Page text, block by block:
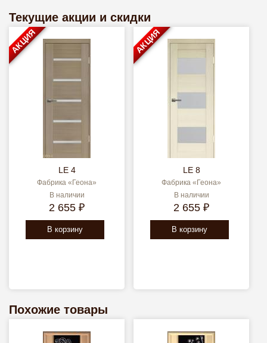
Текущие акции и скидки
LE 4
Фабрика «Геона»
В наличии
2 655 ₽
В корзину
АКЦИЯ
LE 8
Фабрика «Геона»
В наличии
2 655 ₽
В корзину
АКЦИЯ
Похожие товары